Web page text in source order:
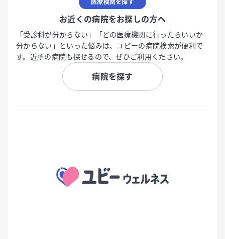
医療機関を探す
お近くの病院をお探しの方へ
「受診科が分からない」「どの医療機関に行ったらいいか
分からない」といった悩みは、ユビーの病院検索が便利で
す。近所の病院も探せるので、ぜひご利用ください。
病院を探す